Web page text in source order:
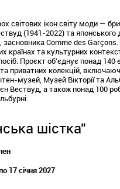
світових ікон світу моди —
(1941-2022) та японського
засновникаComme des Garçons
країнах та культурних
Проєктоб'єднує понад 140
приватних колекцій,
музей, Музей Вікторії та
Вествуд, а також понад 100
шістка"
17 січня 2027